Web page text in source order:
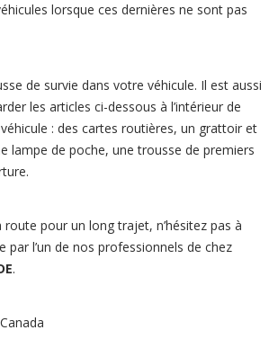
lorsque ces dernières ne sont pas
de survie dans votre véhicule. Il est aussi
les articles ci-dessous à l’intérieur de
: des cartes routières, un grattoir et
lampe de poche, une trousse de premiers
pour un long trajet, n’hésitez pas à
par l’un de nos professionnels de chez
.